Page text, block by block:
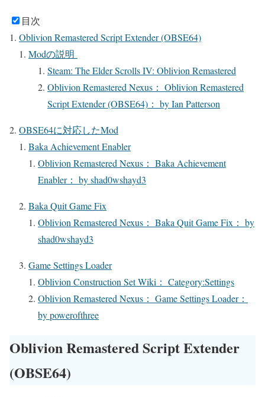
目次
Oblivion Remastered Script Extender (OBSE64)
Modの説明
Steam: The Elder Scrolls IV: Oblivion Remastered
Oblivion Remastered Nexus： Oblivion Remastered
Script Extender (OBSE64)： by Ian Patterson
OBSE64に対応したMod
Baka Achievement Enabler
Oblivion Remastered Nexus： Baka Achievement
Enabler： by shad0wshayd3
Baka Quit Game Fix
Oblivion Remastered Nexus： Baka Quit Game Fix： by
shad0wshayd3
Game Settings Loader
Oblivion Construction Set Wiki： Category:Settings
Oblivion Remastered Nexus： Game Settings Loader：
by powerofthree
Oblivion Remastered Script Extender
(OBSE64)